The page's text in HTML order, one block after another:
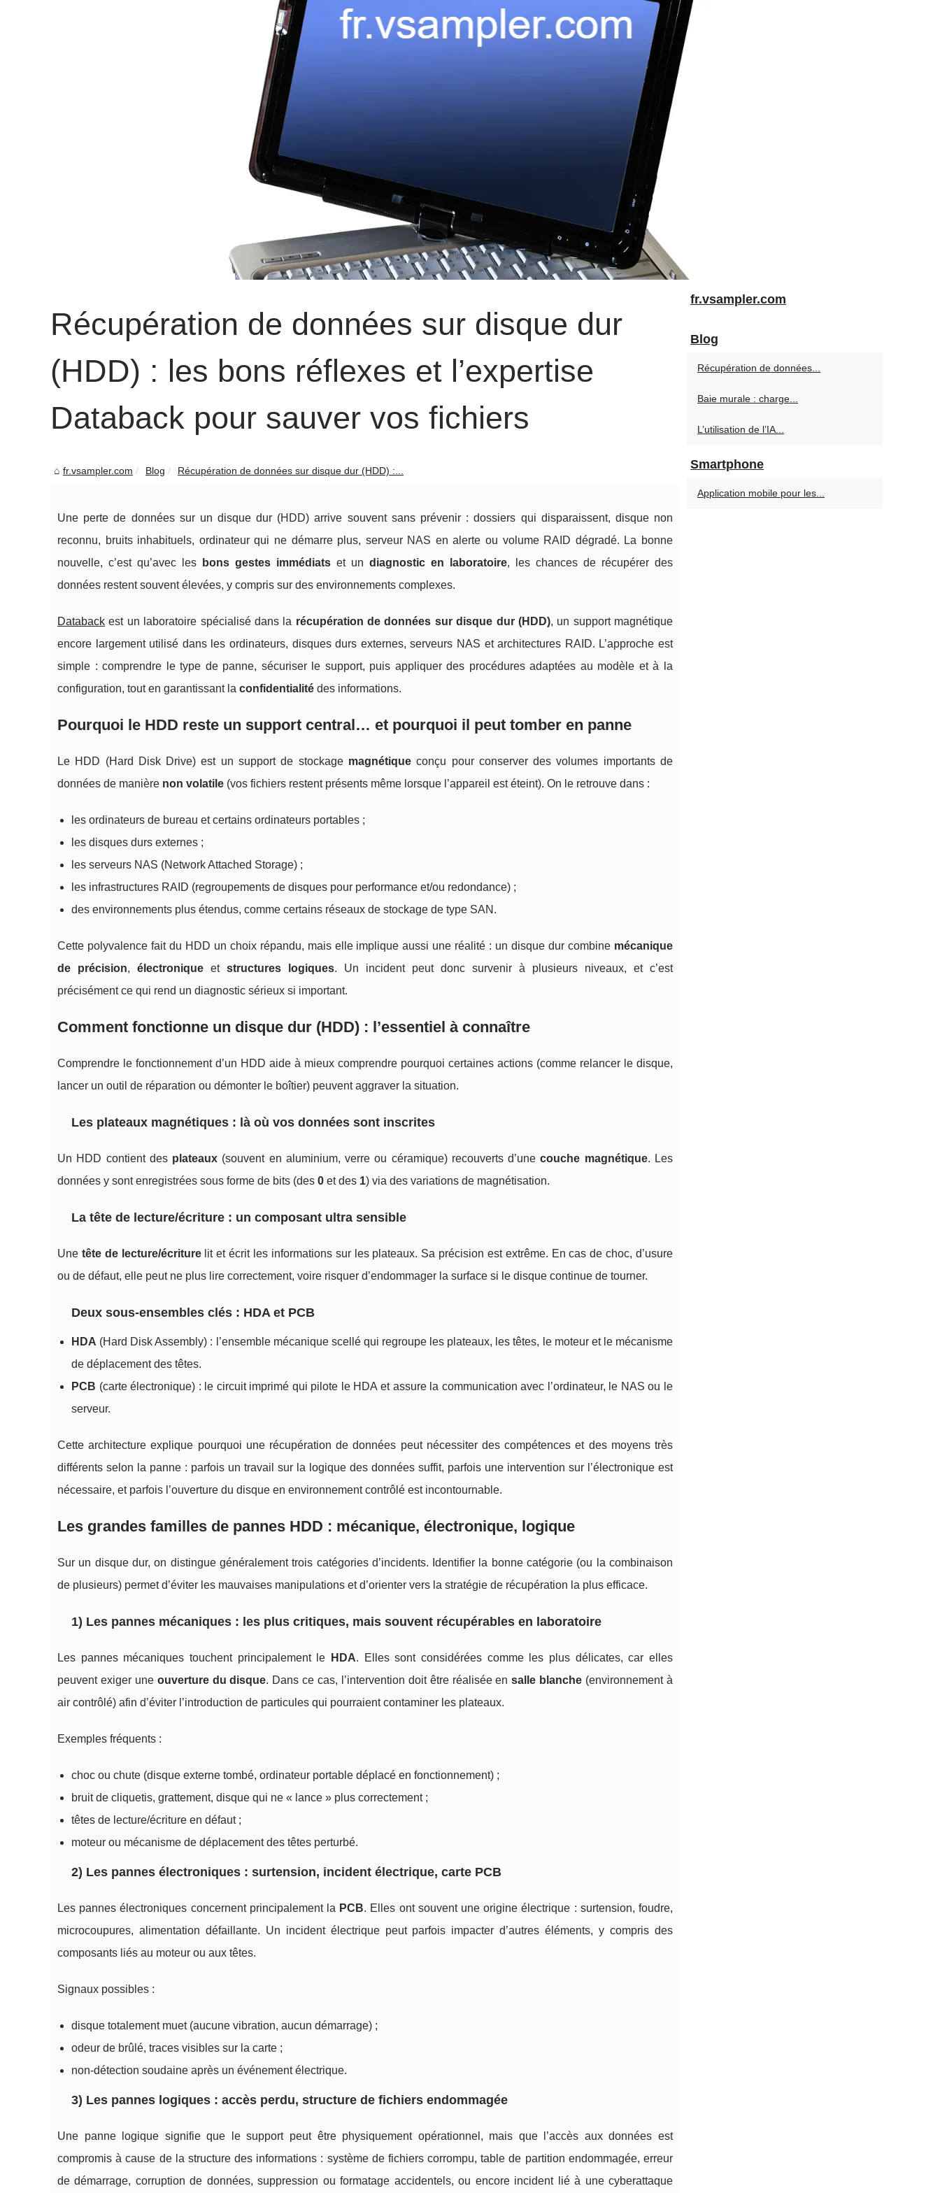
Récupération de données sur disque dur
(HDD) : les bons réflexes et l’expertise
Databack pour sauver vos fichiers
fr.vsampler.com Blog Récupération de données sur disque dur (HDD) :...
Une perte de données sur un disque dur (HDD) arrive souvent sans prévenir : dossiers qui disparaissent, disque non
reconnu, bruits inhabituels, ordinateur qui ne démarre plus, serveur NAS en alerte ou volume RAID dégradé. La bonne
nouvelle, c’est qu’avec les
bons gestes immédiats et un diagnostic en laboratoire, les chances de récupérer des
données restent souvent élevées, y compris sur des environnements complexes.
Databack est un laboratoire spécialisé dans la récupération de données sur disque dur (HDD), un support magnétique
encore largement utilisé dans les ordinateurs, disques durs externes, serveurs NAS et architectures RAID. L’approche est
simple : comprendre le type de panne, sécuriser le support, puis appliquer des procédures adaptées au modèle et à la
configuration, tout en garantissant la confidentialité des informations.
Pourquoi le HDD reste un support central… et pourquoi il peut tomber en panne
Le HDD (Hard Disk Drive) est un support de stockage magnétiqueconçu pour conserver des volumes importants de
données de manière non volatile (vos fichiers restent présents même lorsque l’appareil est éteint). On le retrouve dans :
les ordinateurs de bureau et certains ordinateurs portables ;
les disques durs externes ;
les serveurs NAS (Network Attached Storage) ;
les infrastructures RAID (regroupements de disques pour performance et/ou redondance) ;
des environnements plus étendus, comme certains réseaux de stockage de type SAN.
Cette polyvalence fait du HDD un choix répandu, mais elle implique aussi une réalité : un disque dur combine mécanique
de précision, électronique et structures logiques. Un incident peut donc survenir à plusieurs niveaux, et c’est
précisément ce qui rend un diagnostic sérieux si important.
Comment fonctionne un disque dur (HDD) : l’essentiel à connaître
Comprendre le fonctionnement d’un HDD aide à mieux comprendre pourquoi certaines actions (comme relancer le disque,
lancer un outil de réparation ou démonter le boîtier) peuvent aggraver la situation.
Les plateaux magnétiques : là où vos données sont inscrites
Un HDD contient des plateaux (souvent en aluminium, verre ou céramique) recouverts d’unecouche magnétique. Les
données y sont enregistrées sous forme de bits (des 0 et des 1) via des variations de magnétisation.
La tête de lecture/écriture : un composant ultra sensible
Une tête de lecture/écriturelit et écrit les informations sur les plateaux. Sa précision est extrême. En cas de choc, d’usure
ou de défaut, elle peut ne plus lire correctement, voire risquer d’endommager la surface si le disque continue de tourner.
Deux sous-ensembles clés : HDA et PCB
HDA (Hard Disk Assembly) : l’ensemble mécanique scellé qui regroupe les plateaux, les têtes, le moteur et le mécanisme
de déplacement des têtes.
PCB (carte électronique) : le circuit imprimé qui pilote le HDA et assure la communication avec l’ordinateur, le NAS ou le
serveur.
Cette architecture explique pourquoi une récupération de données peut nécessiter des compétences et des moyens très
différents selon la panne : parfois un travail sur la logique des données suffit, parfois une intervention sur l’électronique est
nécessaire, et parfois l’ouverture du disque en environnement contrôlé est incontournable.
Les grandes familles de pannes HDD : mécanique, électronique, logique
Sur un disque dur, on distingue généralement trois catégories d’incidents. Identifier la bonne catégorie (ou la combinaison
de plusieurs) permet d’éviter les mauvaises manipulations et d’orienter vers la stratégie de récupération la plus efficace.
1) Les pannes mécaniques : les plus critiques, mais souvent récupérables en laboratoire
Les pannes mécaniques touchent principalement le HDA. Elles sont considérées comme les plus délicates, car elles
peuvent exiger une ouverture du disque. Dans ce cas, l’intervention doit être réalisée ensalle blanche (environnement à
air contrôlé) afin d’éviter l’introduction de particules qui pourraient contaminer les plateaux.
Exemples fréquents :
choc ou chute (disque externe tombé, ordinateur portable déplacé en fonctionnement) ;
bruit de cliquetis, grattement, disque qui ne « lance » plus correctement ;
têtes de lecture/écriture en défaut ;
moteur ou mécanisme de déplacement des têtes perturbé.
2) Les pannes électroniques : surtension, incident électrique, carte PCB
Les pannes électroniques concernent principalement la PCB. Elles ont souvent une origine électrique : surtension, foudre,
microcoupures, alimentation défaillante. Un incident électrique peut parfois impacter d’autres éléments, y compris des
composants liés au moteur ou aux têtes.
Signaux possibles :
disque totalement muet (aucune vibration, aucun démarrage) ;
odeur de brûlé, traces visibles sur la carte ;
non-détection soudaine après un événement électrique.
3) Les pannes logiques : accès perdu, structure de fichiers endommagée
Une panne logique signifie que le support peut être physiquement opérationnel, mais que l’accès aux données est
compromis à cause de la structure des informations : système de fichiers corrompu, table de partition endommagée, erreur
de démarrage, corruption de données, suppression ou formatage accidentels, ou encore incident lié à une cyberattaque
fr.vsampler.com
Blog
Récupération de données...
Baie murale : charge...
L’utilisation de l’IA...
Smartphone
Application mobile pour les...